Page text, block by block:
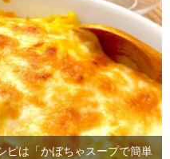
ピは「かぼちゃスープで簡単